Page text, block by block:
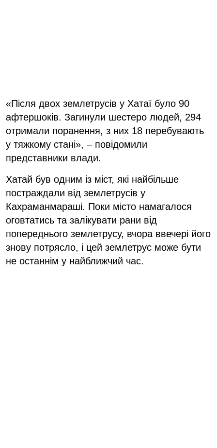
«Після двох землетрусів у Хатаї було 90
афтершоків. Загинули шестеро людей, 294
отримали поранення, з них 18 перебувають
у тяжкому стані», – повідомили
представники влади.
Хатай був одним із міст, які найбільше
постраждали від землетрусів у
Кахраманмараші. Поки місто намагалося
оговтатись та залікувати рани від
попереднього землетрусу, вчора ввечері його
знову потрясло, і цей землетрус може бути
не останнім у найближчий час.